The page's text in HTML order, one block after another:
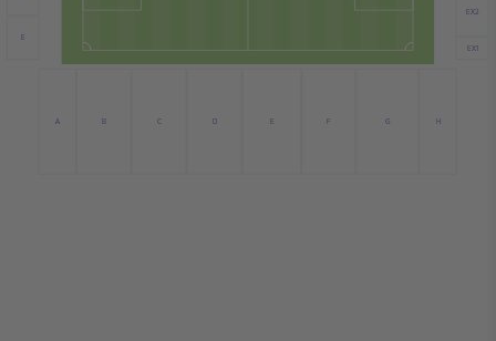
EX1
EX2
A B C D E F G H
E